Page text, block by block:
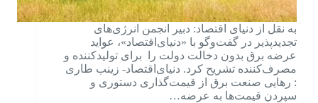
به نقل از دنیای اقتصاد: دبیر انجمن انرژی‌های
تجدیدپذیر در گفت‌وگو با «دنیای‌اقتصاد»، عواید
عرضه برق بدون دخالت دولت را برای تولیدکننده و
مصرف‌کننده تشریح کرد. دنیای‌اقتصاد- زینب طاری
: رهایی صنعت برق از قیمت‌گذاری دستوری و
سپردن قیمت‌ها به عرضه…